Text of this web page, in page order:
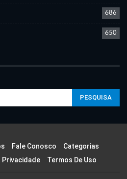
686
650
Fale Conosco
Categorias
Privacidade Termos De Uso